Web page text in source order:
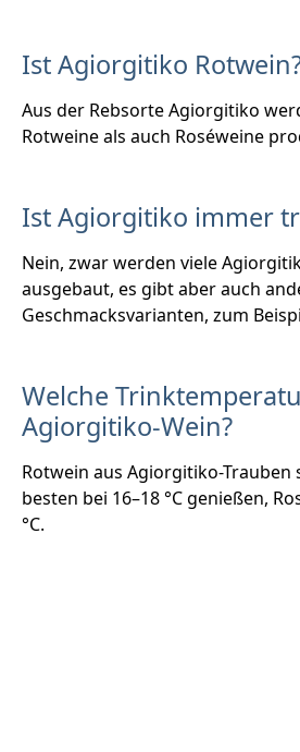
Ist Agiorgitiko
Aus der Rebsorte Agiorgitiko
Rotweine als auch Roséweine
Ist Agiorgitiko immer
Nein, zwar werden viele
ausgebaut, es gibt aber auch
Geschmacksvarianten, zum
Welche
Agiorgitiko-Wein?
Rotwein aus Agiorgitiko-Trauben
besten bei 16–18 °C genießen,
°C.